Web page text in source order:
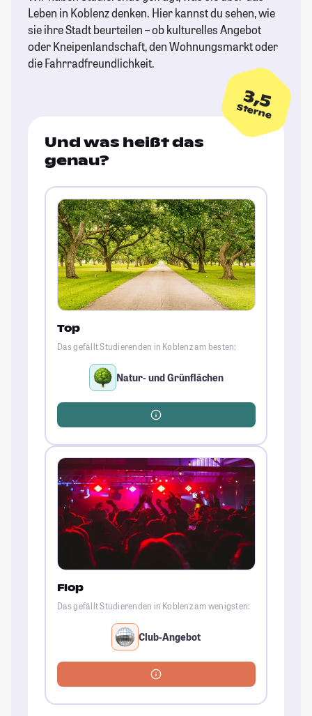
Leben in Koblenz denken. Hier kannst du sehen, wie
sie ihre Stadt beurteilen – ob kulturelles Angebot
oder Kneipenlandschaft, den Wohnungsmarkt oder
die Fahrradfreundlichkeit.
3,5
Sterne
Und was heißt das
genau?
Top
Das gefällt Studierenden in Koblenz am besten:
Natur- und Grünflächen
Flop
Das gefällt Studierenden in Koblenz am wenigsten:
Club-Angebot